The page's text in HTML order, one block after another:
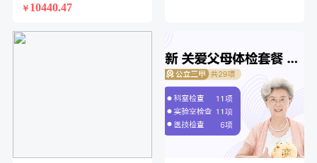
￥ 10440.47